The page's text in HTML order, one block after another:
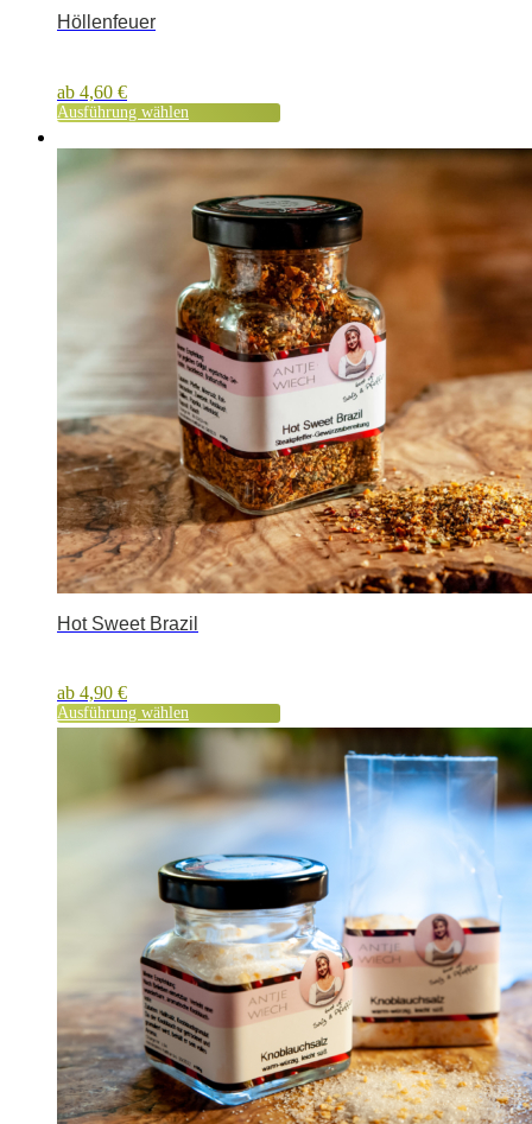
Höllenfeuer
ab 4,60 €
Ausführung wählen
Hot Sweet Brazil
ab 4,90 €
Ausführung wählen